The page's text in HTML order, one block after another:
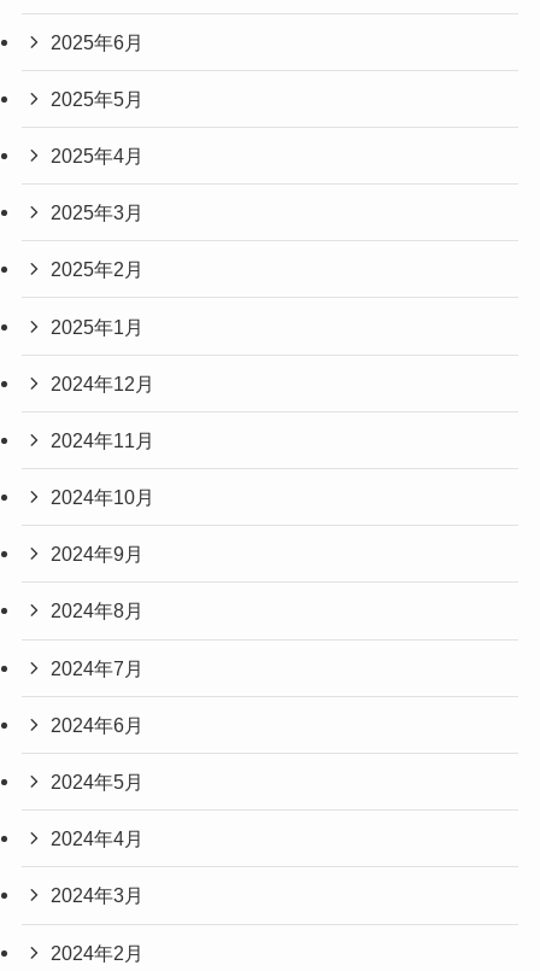
2025年6月
2025年5月
2025年4月
2025年3月
2025年2月
2025年1月
2024年12月
2024年11月
2024年10月
2024年9月
2024年8月
2024年7月
2024年6月
2024年5月
2024年4月
2024年3月
2024年2月